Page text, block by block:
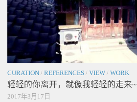
CURATION / REFERENCES / VIEW / WORK
轻轻的你离开，就像我轻轻的走来~
2017年3月17日